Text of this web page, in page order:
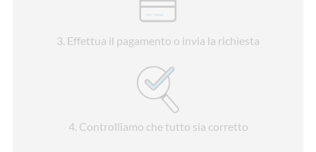
3. Effettua il pagamento o invia la richiesta
4. Controlliamo che tutto sia corretto